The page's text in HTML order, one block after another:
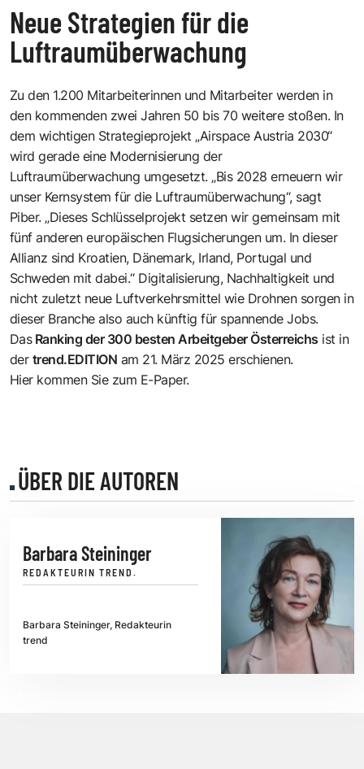
Neue Strategien für die
Luftraumüberwachung
Zu den 1.200 Mitarbeiterinnen und Mitarbeiter werden in
den kommenden zwei Jahren 50 bis 70 weitere stoßen. In
dem wichtigen Strategieprojekt „Airspace Austria 2030“
wird gerade eine Modernisierung der
Luftraumüberwachung umgesetzt. „Bis 2028 erneuern wir
unser Kernsystem für die Luftraumüberwachung“, sagt
Piber. „Dieses Schlüsselprojekt setzen wir gemeinsam mit
fünf anderen europäischen Flugsicherungen um. In dieser
Allianz sind Kroatien, Dänemark, Irland, Portugal und
Schweden mit dabei.“ Digitalisierung, Nachhaltigkeit und
nicht zuletzt neue Luftverkehrsmittel wie Drohnen sorgen in
dieser Branche also auch künftig für spannende Jobs.
Das Ranking der 300 besten Arbeitgeber Österreichs ist in
der trend.EDITION am 21. März 2025 erschienen.
Hier kommen Sie zum E-Paper.
ÜBER DIE AUTOREN
Barbara Steininger
REDAKTEURIN TREND.
Barbara Steininger, Redakteurin
trend